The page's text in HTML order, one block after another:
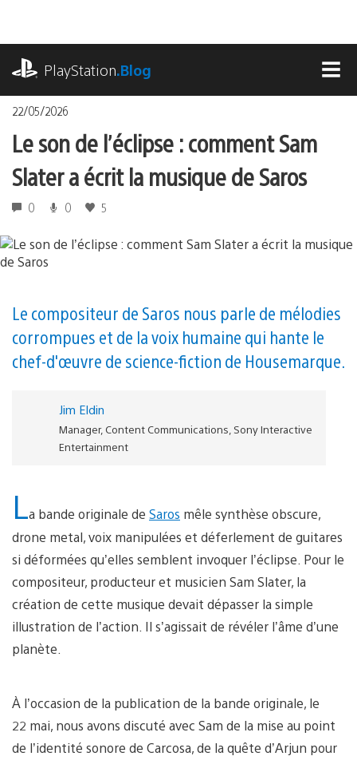
contenu
PlayStation.Blog
22/05/2026
Le son de l’éclipse : comment Sam
Slater a écrit la musique de Saros
0 0 5
Le compositeur de Saros nous parle de mélodies
corrompues et de la voix humaine qui hante le
chef-d'œuvre de science-fiction de Housemarque.
Jim Eldin
Manager, Content Communications, Sony Interactive
Entertainment
La bande originale de Saros mêle synthèse obscure,
drone metal, voix manipulées et déferlement de guitares
si déformées qu’elles semblent invoquer l’éclipse. Pour le
compositeur, producteur et musicien Sam Slater, la
création de cette musique devait dépasser la simple
illustration de l’action. Il s’agissait de révéler l’âme d’une
planète.
À l’occasion de la publication de la bande originale, le
22 mai, nous avons discuté avec Sam de la mise au point
de l’identité sonore de Carcosa, de la quête d’Arjun pour